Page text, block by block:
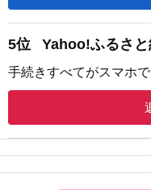
5位 Yahoo!ふるさと
手続きすべてがスマホで